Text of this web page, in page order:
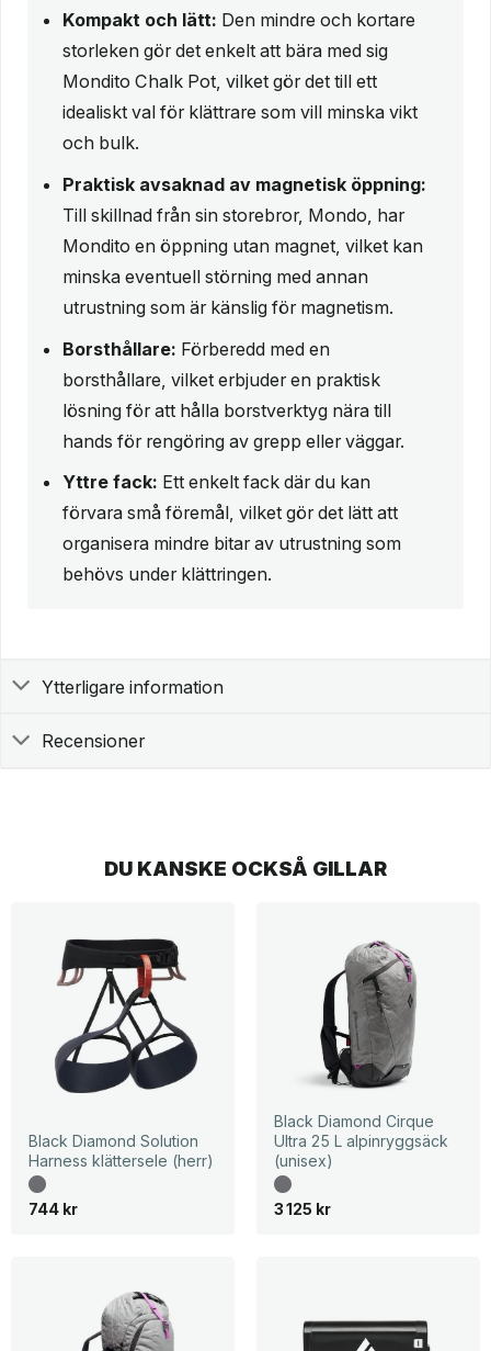
Kompakt och lätt: Den mindre och kortare
storleken gör det enkelt att bära med sig
Mondito Chalk Pot, vilket gör det till ett
idealiskt val för klättrare som vill minska vikt
och bulk.
Praktisk avsaknad av magnetisk öppning:
Till skillnad från sin storebror, Mondo, har
Mondito en öppning utan magnet, vilket kan
minska eventuell störning med annan
utrustning som är känslig för magnetism.
Borsthållare: Förberedd med en
borsthållare, vilket erbjuder en praktisk
lösning för att hålla borstverktyg nära till
hands för rengöring av grepp eller väggar.
Yttre fack: Ett enkelt fack där du kan
förvara små föremål, vilket gör det lätt att
organisera mindre bitar av utrustning som
behövs under klättringen.
Ytterligare information
Recensioner
DU KANSKE OCKSÅ GILLAR
Black Diamond Solution
Harness klättersele (herr)
744 kr
Black Diamond Cirque
Ultra 25 L alpinryggsäck
(unisex)
3 125 kr